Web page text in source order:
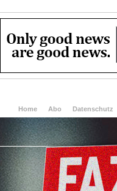
Home Abo Datenschutz